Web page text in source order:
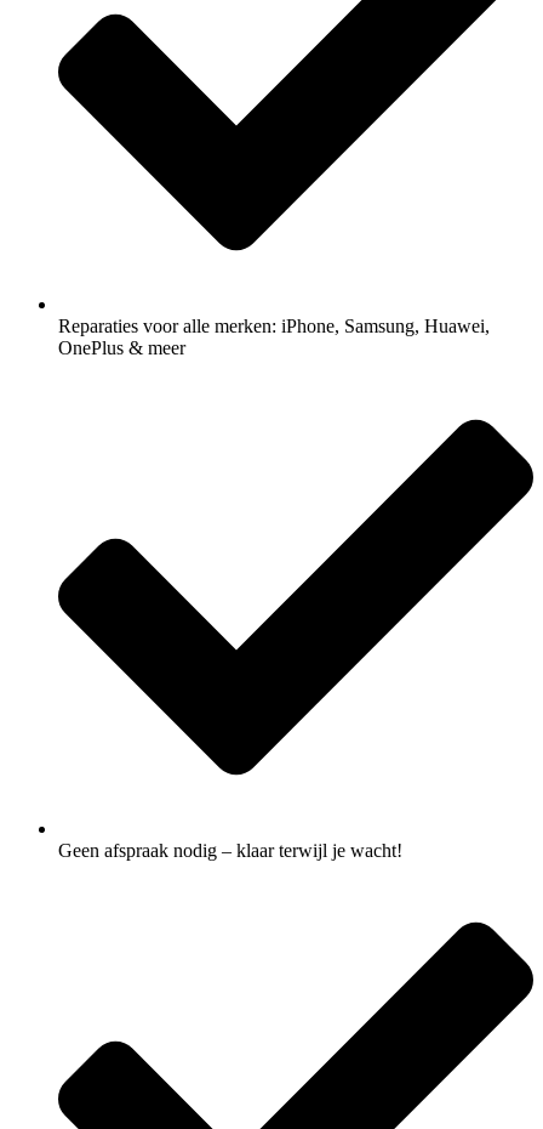
Reparaties voor alle merken: iPhone, Samsung, Huawei,
OnePlus & meer
Geen afspraak nodig – klaar terwijl je wacht!